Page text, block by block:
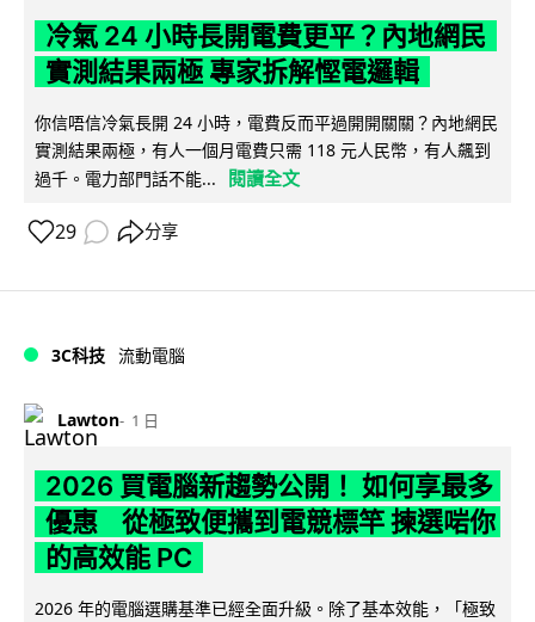
冷氣 24 小時長開電費更平？內地網民
實測結果兩極 專家拆解慳電邏輯
你信唔信冷氣長開 24 小時，電費反而平過開開關關？內地網民
實測結果兩極，有人一個月電費只需 118 元人民幣，有人飆到
過千。電力部門話不能...
閱讀全文
29 分享
3C科技 流動電腦
Lawton 1 日
2026 買電腦新趨勢公開！ 如何享最多
優惠 從極致便攜到電競標竿 揀選啱你
的高效能 PC
2026 年的電腦選購基準已經全面升級。除了基本效能，「極致